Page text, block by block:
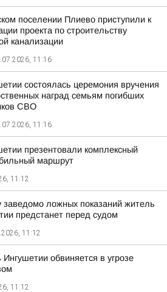
поселении Плиево приступили к
проекта по строительству
канализации
11:16
состоялась церемония вручения
наград семьям погибших
СВО
11:16
презентовали комплексный
маршрут
11:12
заведомо ложных показаний житель
предстанет перед судом
11:12
обвиняется в угрозе
11:12